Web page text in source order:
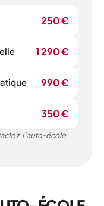
250 €
1 290 €
990 €
350 €
l'auto-école